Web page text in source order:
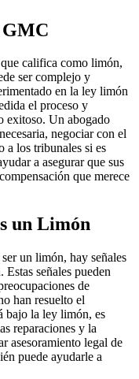
GMC
califica como limón,
ser complejo y
en la ley limón
el proceso y
exitoso. Un abogado
negociar con el
a los tribunales si es
a asegurar que sus
que merece
un Limón
un limón, hay señales
Estas señales pueden
de
han resuelto el
bajo la ley limón, es
reparaciones y la
asesoramiento legal de
puede ayudarle a